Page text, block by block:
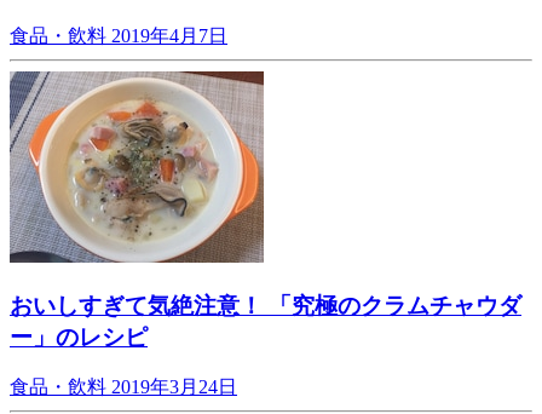
食品・飲料 2019年4月7日
おいしすぎて気絶注意！ 「究極のクラムチャウダ
ー」のレシピ
食品・飲料 2019年3月24日